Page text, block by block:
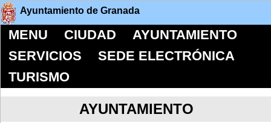
Ayuntamiento de Granada
MENU CIUDAD
AYUNTAMIENTO
SERVICIOS
SEDE ELECTRÓNICA
TURISMO
AYUNTAMIENTO